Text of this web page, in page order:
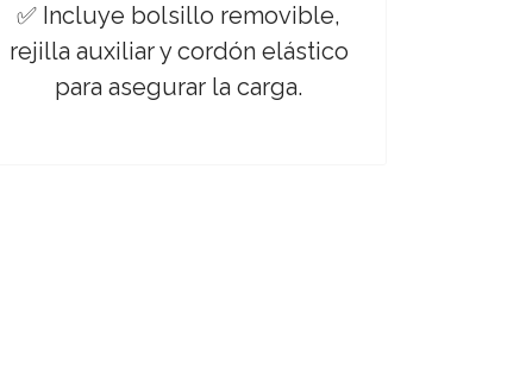
✅ Incluye bolsillo removible,
rejilla auxiliar y cordón elástico
para asegurar la carga.